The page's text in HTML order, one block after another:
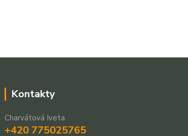
Kontakty
Charvátová Iveta
+420 775025765